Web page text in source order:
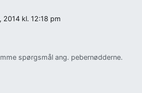
2014 kl. 12:18 pm
spørgsmål ang. pebernødderne.